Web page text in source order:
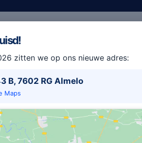
zitten we op ons nieuwe adres:
B, 7602 RG Almelo
Maps